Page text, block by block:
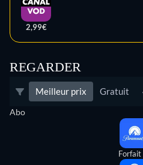
2,99€
REGARDER
Meilleur prix Gratuit
Abo
Forfait